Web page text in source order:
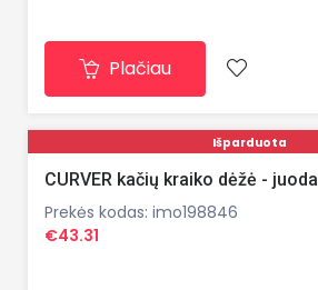
Plačiau
Išparduota
CURVER kačių kraiko dėžė - juoda
Prekės kodas: imo198846
€43.31